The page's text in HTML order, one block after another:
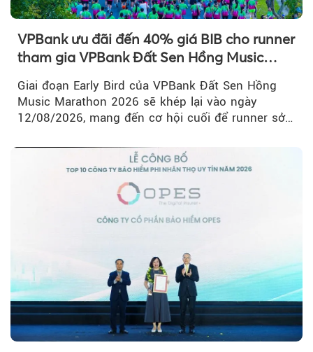
VPBank ưu đãi đến 40% giá BIB cho runner
tham gia VPBank Đất Sen Hồng Music
Giai đoạn Early Bird của VPBank Đất Sen Hồng
Music Marathon 2026 sẽ khép lại vào ngày
12/08/2026, mang đến cơ hội cuối để runner sở